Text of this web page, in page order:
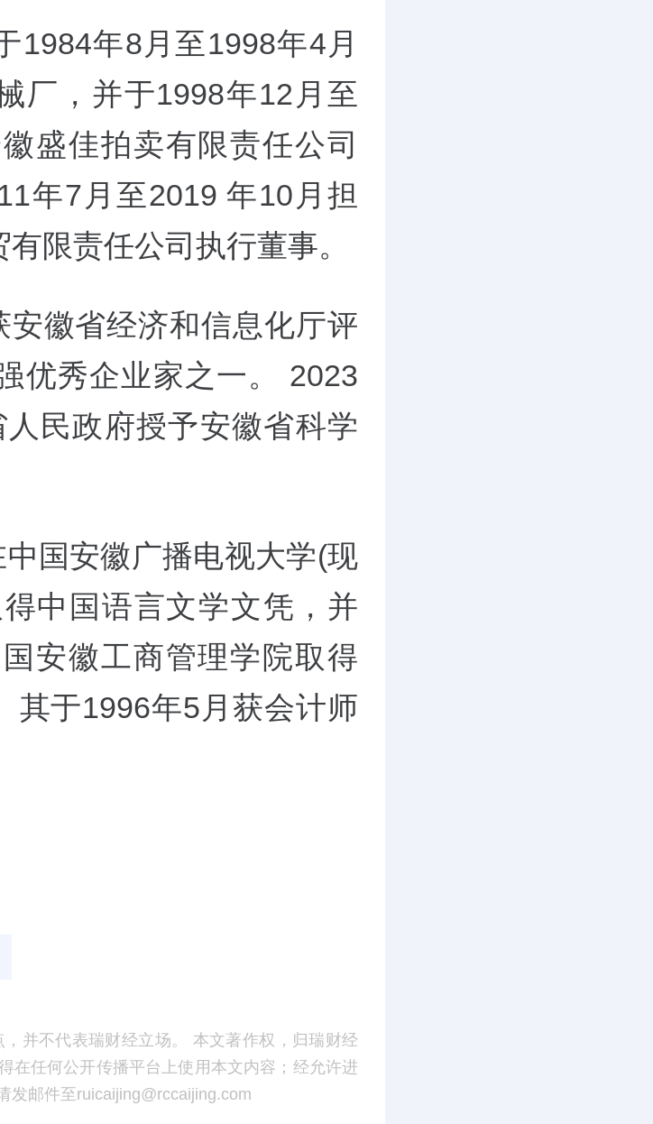
1984年8月至1998年4月
厂，并于1998年12月至
盛佳拍卖有限责任公司
年7月至2019 年10月担
限责任公司执行董事。
徽省经济和信息化厅评
优秀企业家之一。 2023
民政府授予安徽省科学
国安徽广播电视大学(现
中国语言文学文凭，并
安徽工商管理学院取得
其于1996年5月获会计师
并不代表瑞财经立场。 本文著作权，归瑞财经
在任何公开传播平台上使用本文内容；经允许进
发邮件至ruicaijing@rccaijing.com